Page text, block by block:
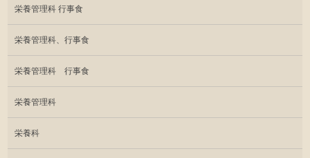
栄養管理科 行事食
栄養管理科、行事食
栄養管理科 行事食
栄養管理科
栄養科